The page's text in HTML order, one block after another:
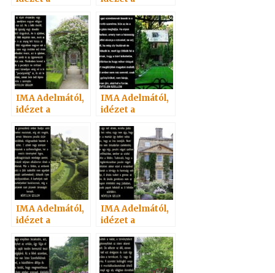
Szellemtől 15.
Szellemtől 16.
IMA Adelmától,
idézet a
Szellemtől 5.
IMA Adelmától,
idézet a
Szellemtől 4.
IMA Adelmától,
idézet a
Szellemtől 6.
IMA Adelmától,
idézet a
Szellemtől 21.